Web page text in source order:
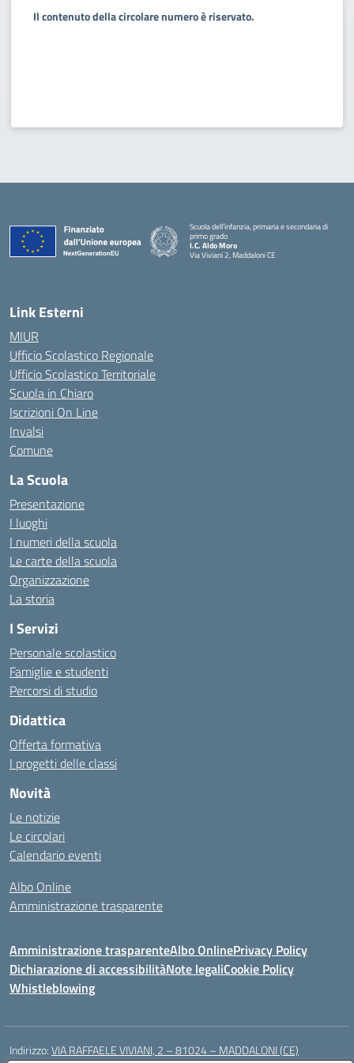
Il contenuto della circolare numero è riservato.
Scuola dell’infanzia, primaria e secondaria di
primo grado
I.C. Aldo Moro
Via Viviani 2, Maddaloni CE
Link Esterni
MIUR
Ufficio Scolastico Regionale
Ufficio Scolastico Territoriale
Scuola in Chiaro
Iscrizioni On Line
Invalsi
Comune
La Scuola
Presentazione
I luoghi
I numeri della scuola
Le carte della scuola
Organizzazione
La storia
I Servizi
Personale scolastico
Famiglie e studenti
Percorsi di studio
Didattica
Offerta formativa
I progetti delle classi
Novità
Le notizie
Le circolari
Calendario eventi
Albo Online
Amministrazione trasparente
Amministrazione trasparenteAlbo OnlinePrivacy Policy
Dichiarazione di accessibilitàNote legaliCookie Policy
Whistleblowing
Indirizzo:VIA RAFFAELE VIVIANI, 2 – 81024 – MADDALONI (CE)